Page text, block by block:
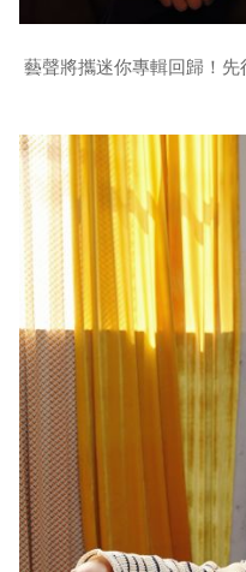
藝聲將攜迷你專輯回歸！